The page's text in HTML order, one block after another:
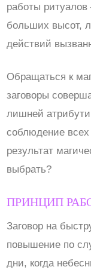
работы ритуалов
больших высот,
действий
Обращаться к
заговоры
лишней
соблюдение
результат
выбрать?
ПРИНЦИП
Заговор на
повышение по
дни, когда